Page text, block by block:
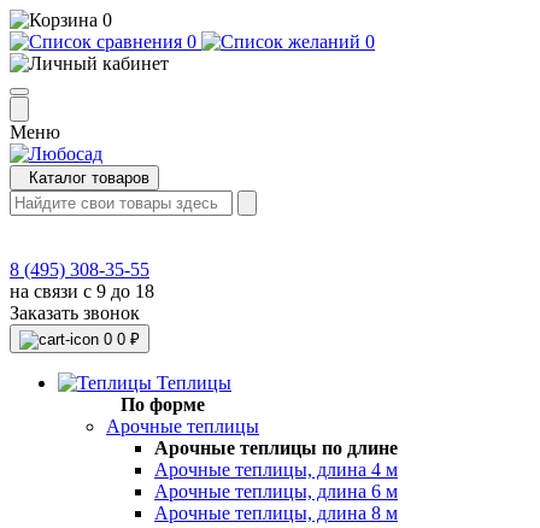
0
0
0
Меню
Каталог товаров
8 (495) 308-35-55
на связи с 9 до 18
Заказать звонок
0 0 ₽
Теплицы
По форме
Арочные теплицы
Арочные теплицы по длине
Арочные теплицы, длина 4 м
Арочные теплицы, длина 6 м
Арочные теплицы, длина 8 м